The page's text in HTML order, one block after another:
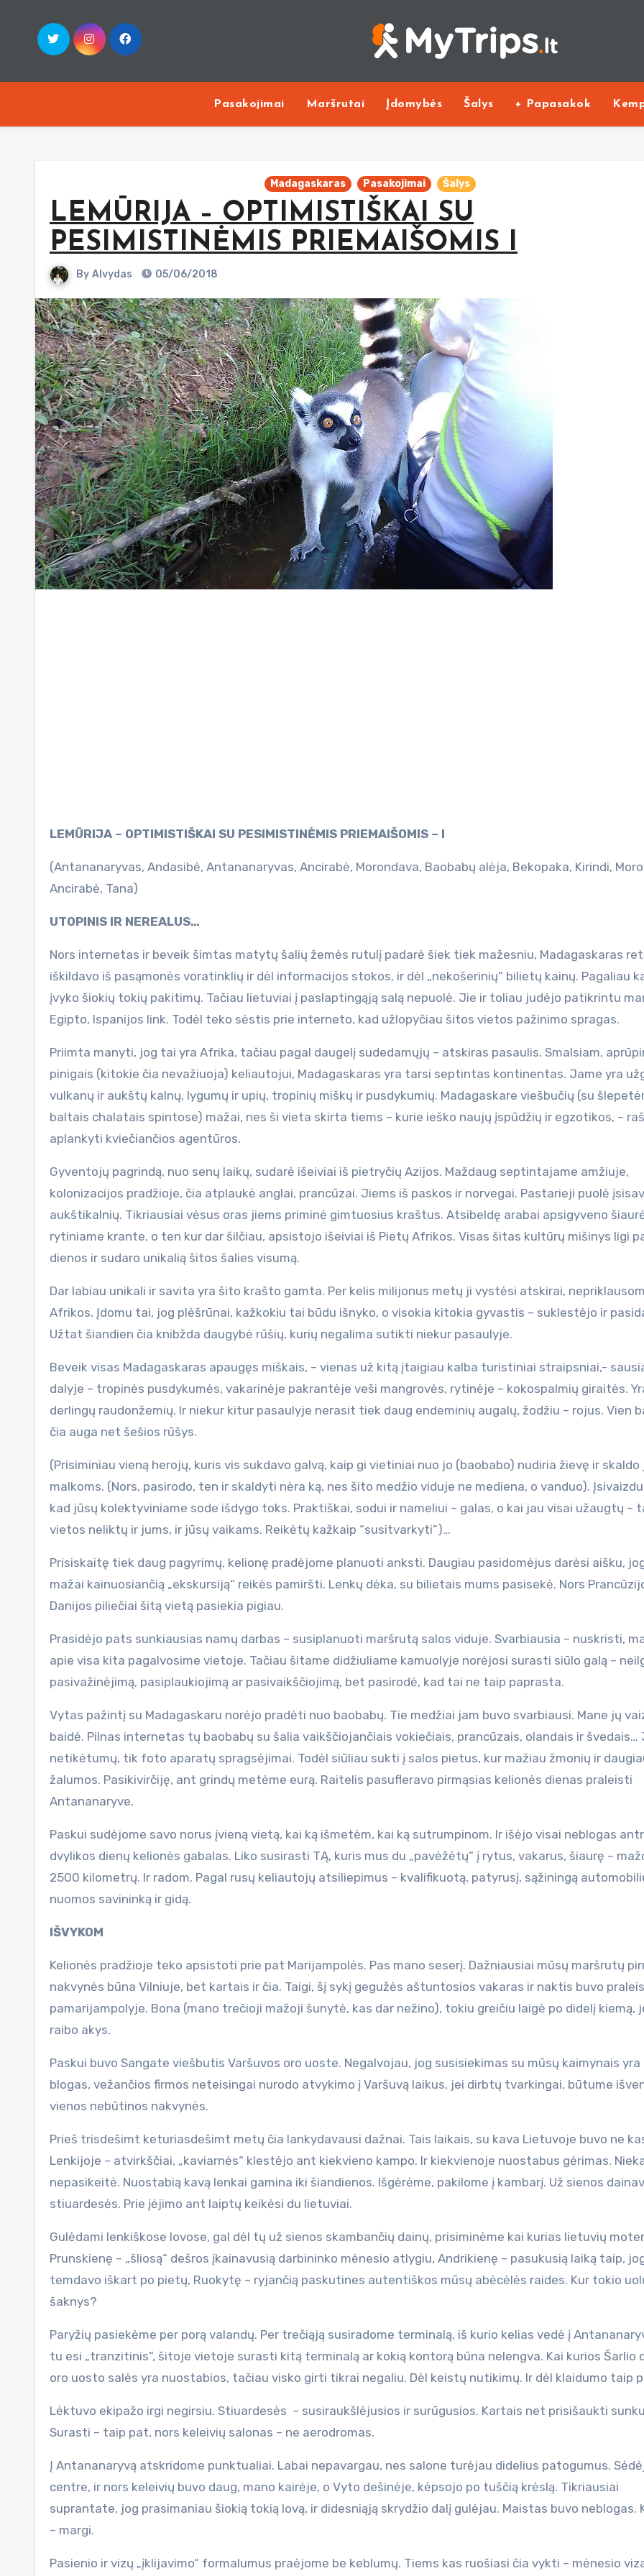
content
Pasakojimai Maršrutai Įdomybės Šalys + Papasakok
Madagaskaras Pasakojimai Šalys
LEMŪRIJA – OPTIMISTIŠKAI SU
PESIMISTINĖMIS PRIEMAIŠOMIS I
By Alvydas 05/06/2018
LEMŪRIJA – OPTIMISTIŠKAI SU PESIMISTINĖMIS PRIEMAIŠOMIS – I
(Antananaryvas, Andasibė, Antananaryvas, Ancirabė, Morondava, Baobabų alėja, Bekopaka, Kirindi,
Ancirabė, Tana)
UTOPINIS IR NEREALUS…
Nors internetas ir beveik šimtas matytų šalių žemės rutulį padarė šiek tiek mažesniu, Madagaskaras
iškildavo iš pasąmonės voratinklių ir dėl informacijos stokos, ir dėl „nekošerinių“ bilietų kainų. Pagaliau
įvyko šiokių tokių pakitimų. Tačiau lietuviai į paslaptingąją salą nepuolė. Jie ir toliau judėjo patikrintu
Egipto, Ispanijos link. Todėl teko sėstis prie interneto, kad užlopyčiau šitos vietos pažinimo spragas.
Priimta manyti, jog tai yra Afrika, tačiau pagal daugelį sudedamųjų – atskiras pasaulis. Smalsiam,
pinigais (kitokie čia nevažiuoja) keliautojui, Madagaskaras yra tarsi septintas kontinentas. Jame yra
vulkanų ir aukštų kalnų, lygumų ir upių, tropinių miškų ir pusdykumių. Madagaskare viešbučių (su
baltais chalatais spintose) mažai, nes ši vieta skirta tiems – kurie ieško naujų įspūdžių ir egzotikos, –
aplankyti kviečiančios agentūros.
Gyventojų pagrindą, nuo senų laikų, sudarė išeiviai iš pietryčių Azijos. Maždaug septintajame amžiuje,
kolonizacijos pradžioje, čia atplaukė anglai, prancūzai. Jiems iš paskos ir norvegai. Pastarieji puolė
aukštikalnių. Tikriausiai vėsus oras jiems priminė gimtuosius kraštus. Atsibeldę arabai apsigyveno
rytiniame krante, o ten kur dar šilčiau, apsistojo išeiviai iš Pietų Afrikos. Visas šitas kultūrų mišinys ligi
dienos ir sudaro unikalią šitos šalies visumą.
Dar labiau unikali ir savita yra šito krašto gamta. Per kelis milijonus metų ji vystėsi atskirai,
Afrikos. Įdomu tai, jog plėšrūnai, kažkokiu tai būdu išnyko, o visokia kitokia gyvastis – suklestėjo ir
Užtat šiandien čia knibžda daugybė rūšių, kurių negalima sutikti niekur pasaulyje.
Beveik visas Madagaskaras apaugęs miškais, – vienas už kitą įtaigiau kalba turistiniai straipsniai,-
dalyje – tropinės pusdykumės, vakarinėje pakrantėje veši mangrovės, rytinėje – kokospalmių giraitės.
derlingų raudonžemių. Ir niekur kitur pasaulyje nerasit tiek daug endeminių augalų, žodžiu – rojus. Vien
čia auga net šešios rūšys.
(Prisiminiau vieną herojų, kuris vis sukdavo galvą, kaip gi vietiniai nuo jo (baobabo) nudiria žievę ir skaldo
malkoms. (Nors, pasirodo, ten ir skaldyti nėra ką, nes šito medžio viduje ne mediena, o vanduo).
kad jūsų kolektyviniame sode išdygo toks. Praktiškai, sodui ir nameliui – galas, o kai jau visai užaugtų –
vietos neliktų ir jums, ir jūsų vaikams. Reikėtų kažkaip “susitvarkyti”)…
Prisiskaitę tiek daug pagyrimų, kelionę pradėjome planuoti anksti. Daugiau pasidomėjus darėsi aišku,
mažai kainuosiančią „ekskursiją“ reikės pamiršti. Lenkų dėka, su bilietais mums pasisekė. Nors
Danijos piliečiai šitą vietą pasiekia pigiau.
Prasidėjo pats sunkiausias namų darbas – susiplanuoti maršrutą salos viduje. Svarbiausia – nuskristi,
apie visa kita pagalvosime vietoje. Tačiau šitame didžiuliame kamuolyje norėjosi surasti siūlo galą –
pasivažinėjimą, pasiplaukiojimą ar pasivaikščiojimą, bet pasirodė, kad tai ne taip paprasta.
Vytas pažintį su Madagaskaru norėjo pradėti nuo baobabų. Tie medžiai jam buvo svarbiausi. Mane jų
baidė. Pilnas internetas tų baobabų su šalia vaikščiojančiais vokiečiais, prancūzais, olandais ir švedais…
netikėtumų, tik foto aparatų spragsėjimai. Todėl siūliau sukti į salos pietus, kur mažiau žmonių ir
žalumos. Pasikivirčiję, ant grindų metėme eurą. Raitelis pasufleravo pirmąsias kelionės dienas praleisti
Antananaryve.
Paskui sudėjome savo norus įvieną vietą, kai ką išmetėm, kai ką sutrumpinom. Ir išėjo visai neblogas
dvylikos dienų kelionės gabalas. Liko susirasti TĄ, kuris mus du „pavėžėtų“ į rytus, vakarus, šiaurę –
2500 kilometrų. Ir radom. Pagal rusų keliautojų atsiliepimus – kvalifikuotą, patyrusį, sąžiningą
nuomos savininką ir gidą.
IŠVYKOM
Kelionės pradžioje teko apsistoti prie pat Marijampolės. Pas mano seserį. Dažniausiai mūsų maršrutų
nakvynės būna Vilniuje, bet kartais ir čia. Taigi, šį sykį gegužės aštuntosios vakaras ir naktis buvo
pamarijampolyje. Bona (mano trečioji mažoji šunytė, kas dar nežino), tokiu greičiu laigė po didelį kiemą,
raibo akys.
Paskui buvo Sangate viešbutis Varšuvos oro uoste. Negalvojau, jog susisiekimas su mūsų kaimynais
blogas, vežančios firmos neteisingai nurodo atvykimo į Varšuvą laikus, jei dirbtų tvarkingai, būtume
vienos nebūtinos nakvynės.
Prieš trisdešimt keturiasdešimt metų čia lankydavausi dažnai. Tais laikais, su kava Lietuvoje buvo ne
Lenkijoje – atvirkščiai, „kaviarnės“ klestėjo ant kiekvieno kampo. Ir kiekvienoje nuostabus gėrimas.
nepasikeitė. Nuostabią kavą lenkai gamina iki šiandienos. Išgėrėme, pakilome į kambarį. Už sienos
stiuardesės. Prie įėjimo ant laiptų keikėsi du lietuviai.
Gulėdami lenkiškose lovose, gal dėl tų už sienos skambančių dainų, prisiminėme kai kurias lietuvių
Prunskienę – „šliosą“ dešros įkainavusią darbininko mėnesio atlygiu, Andrikienę – pasukusią laiką taip,
temdavo iškart po pietų, Ruokytę – ryjančią paskutines autentiškos mūsų abėcėlės raides. Kur tokio
šaknys?
Paryžių pasiekėme per porą valandų. Per trečiąją susiradome terminalą, iš kurio kelias vedė į
tu esi „tranzitinis“, šitoje vietoje surasti kitą terminalą ar kokią kontorą būna nelengva. Kai kurios Šarlio
oro uosto salės yra nuostabios, tačiau visko girti tikrai negaliu. Dėl keistų nutikimų. Ir dėl klaidumo taip
Lėktuvo ekipažo irgi negirsiu. Stiuardesės – susiraukšlėjusios ir surūgusios. Kartais net prisišaukti
Surasti – taip pat, nors keleivių salonas – ne aerodromas.
Į Antananaryvą atskridome punktualiai. Labai nepavargau, nes salone turėjau didelius patogumus.
centre, ir nors keleivių buvo daug, mano kairėje, o Vyto dešinėje, kėpsojo po tuščią krėslą. Tikriausiai
suprantate, jog prasimaniau šiokią tokią lovą, ir didesniąją skrydžio dalį gulėjau. Maistas buvo neblogas.
– margi.
Pasienio ir vizų „įklijavimo“ formalumus praėjome be keblumų. Tiems kas ruošiasi čia vykti – mėnesio